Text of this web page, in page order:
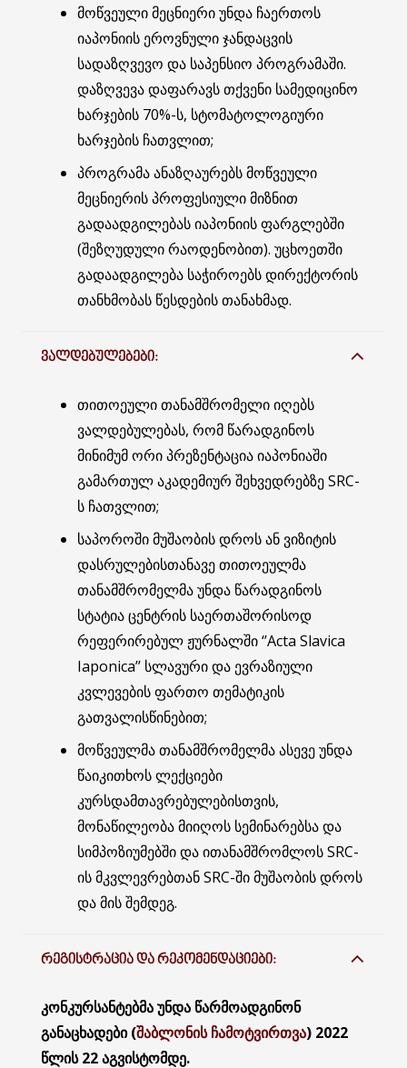
მოწვეული მეცნიერი უნდა ჩაერთოს
იაპონიის ეროვნული ჯანდაცვის
სადაზღვევო და საპენსიო პროგრამაში.
დაზღვევა დაფარავს თქვენი სამედიცინო
ხარჯების 70%-ს, სტომატოლოგიური
ხარჯების ჩათვლით;
პროგრამა ანაზღაურებს მოწვეული
მეცნიერის პროფესიული მიზნით
გადაადგილებას იაპონიის ფარგლებში
(შეზღუდული რაოდენობით). უცხოეთში
გადაადგილება საჭიროებს დირექტორის
თანხმობას წესდების თანახმად.
ᲕᲐᲚᲓᲔᲑᲣᲚᲔᲑᲔᲑᲘ:
თითოეული თანამშრომელი იღებს
ვალდებულებას, რომ წარადგინოს
მინიმუმ ორი პრეზენტაცია იაპონიაში
გამართულ აკადემიურ შეხვედრებზე SRC-
ს ჩათვლით;
საპოროში მუშაობის დროს ან ვიზიტის
დასრულებისთანავე თითოეულმა
თანამშრომელმა უნდა წარადგინოს
სტატია ცენტრის საერთაშორისოდ
რეფერირებულ ჟურნალში ‘’Acta Slavica
Iaponica’’ სლავური და ევრაზიული
კვლევების ფართო თემატიკის
გათვალისწინებით;
მოწვეულმა თანამშრომელმა ასევე უნდა
წაიკითხოს ლექციები
კურსდამთავრებულებისთვის,
მონაწილეობა მიიღოს სემინარებსა და
სიმპოზიუმებში და ითანამშრომლოს SRC-
ის მკვლევრებთან SRC-ში მუშაობის დროს
და მის შემდეგ.
ᲠᲔᲒᲘᲡᲢᲠᲐᲪᲘᲐ ᲓᲐ ᲠᲔᲙᲝᲛᲔᲜᲓᲐᲪᲘᲔᲑᲘ:
კონკურსანტებმა უნდა წარმოადგინონ
განაცხადები (შაბლონის ჩამოტვირთვა) 2022
წლის 22 აგვისტომდე.